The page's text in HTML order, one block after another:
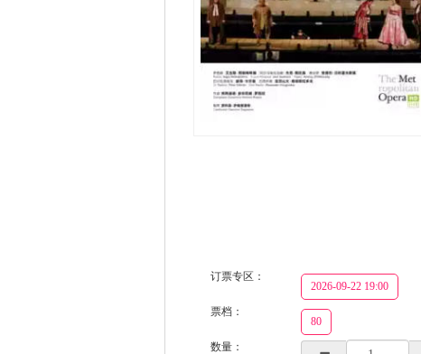
订票专区：
2026-09-22 19:00
票档：
80
数量：